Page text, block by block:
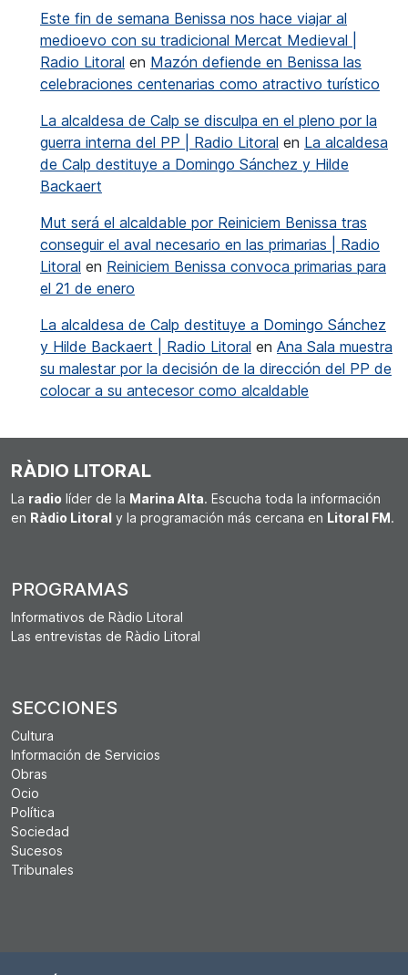
Este fin de semana Benissa nos hace viajar al
medioevo con su tradicional Mercat Medieval |
Radio Litoral en Mazón defiende en Benissa las
celebraciones centenarias como atractivo turístico
La alcaldesa de Calp se disculpa en el pleno por la
guerra interna del PP | Radio Litoral en La alcaldesa
de Calp destituye a Domingo Sánchez y Hilde
Backaert
Mut será el alcaldable por Reiniciem Benissa tras
conseguir el aval necesario en las primarias | Radio
Litoral en Reiniciem Benissa convoca primarias para
el 21 de enero
La alcaldesa de Calp destituye a Domingo Sánchez
y Hilde Backaert | Radio Litoral en Ana Sala muestra
su malestar por la decisión de la dirección del PP de
colocar a su antecesor como alcaldable
RÀDIO LITORAL
La radio líder de la Marina Alta. Escucha toda la información
en Ràdio Litoral y la programación más cercana en Litoral FM.
PROGRAMAS
Informativos de Ràdio Litoral
Las entrevistas de Ràdio Litoral
SECCIONES
Cultura
Información de Servicios
Obras
Ocio
Política
Sociedad
Sucesos
Tribunales